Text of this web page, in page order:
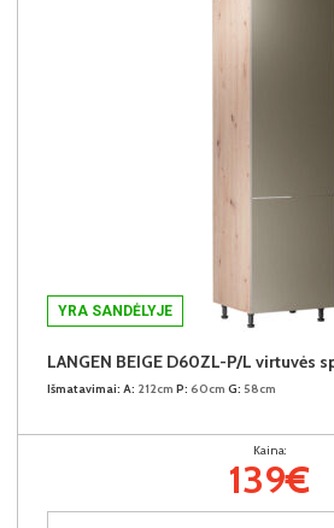
YRA SANDĖLYJE
Išmatavimai: A: 212cm P: 60cm G: 58cm
Kaina:
139€